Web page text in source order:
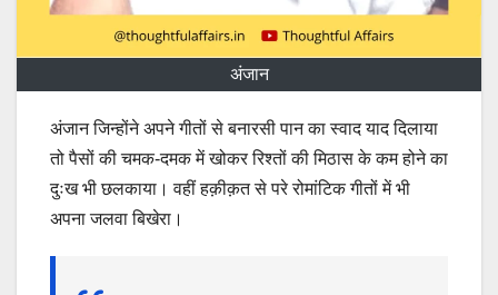
अंजान
अंजान जिन्होंने अपने गीतों से बनारसी पान का स्वाद याद दिलाया
तो पैसों की चमक-दमक में खोकर रिश्तों की मिठास के कम होने का
दुःख भी छलकाया। वहीं हक़ीक़त से परे रोमांटिक गीतों में भी
अपना जलवा बिखेरा।